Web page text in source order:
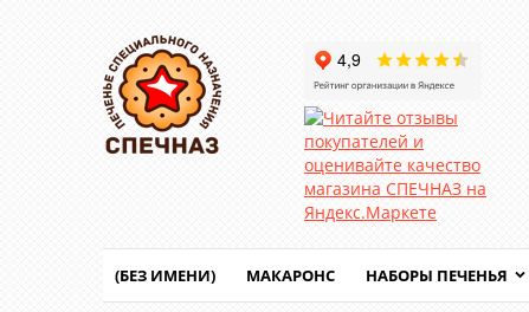
(БЕЗ ИМЕНИ) МАКАРОНС НАБОРЫ ПЕЧЕНЬЯ